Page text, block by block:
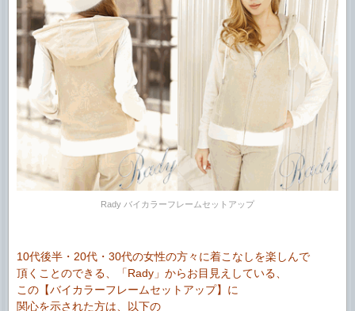
Rady バイカラーフレームセットアップ
10代後半・20代・30代の女性の方々に着こなしを楽しんで
頂くことのできる、「Rady」からお目見えしている、
この【バイカラーフレームセットアップ】に
関心を示された方は、以下の